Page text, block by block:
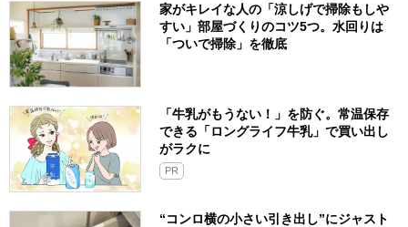
家がキレイな人の「涼しげで掃除もしや
すい」部屋づくりのコツ5つ。水回りは
「ついで掃除」を徹底
「牛乳がもうない！」を防ぐ。常温保存
できる「ロングライフ牛乳」で買い出し
がラクに
PR
“コンロ横の小さい引き出し”にジャスト